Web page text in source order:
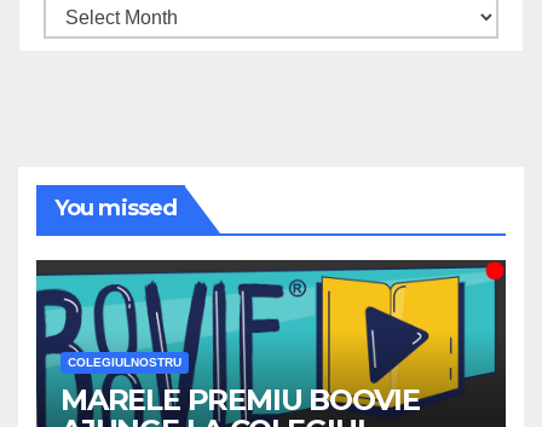
Archives
You missed
COLEGIULNOSTRU
MARELE PREMIU BOOVIE